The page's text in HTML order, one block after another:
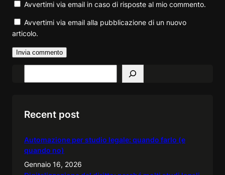
Avvertimi via email in caso di risposte al mio commento.
Avvertimi via email alla pubblicazione di un nuovo
articolo.
e
c
Recent post
Automazione per studio legale: quando farlo (e
quando no)
Gennaio 16, 2026